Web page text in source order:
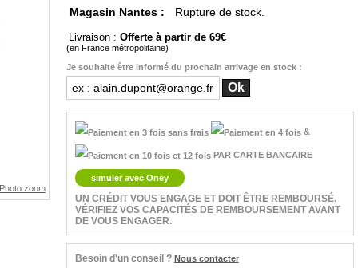
Magasin Nantes :
Rupture de stock.
Livraison : Offerte à partir de 69
(en France métropolitaine)
Je souhaite être informé du prochain arrivage en stock :
&
PAR CARTE BANCAIRE
simuler avec Oney
UN CRÉDIT VOUS ENGAGE ET DOIT ÊTRE REMBOURSÉ.
VÉRIFIEZ VOS CAPACITÉS DE REMBOURSEMENT AVANT
DE VOUS ENGAGER.
Besoin d'un conseil ? Nous contacter